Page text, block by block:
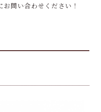
問い合わせください！